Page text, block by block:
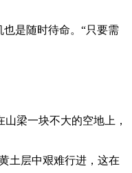
是随时待命。“只要需
梁一块不大的空地上，
土层中艰难行进，这在